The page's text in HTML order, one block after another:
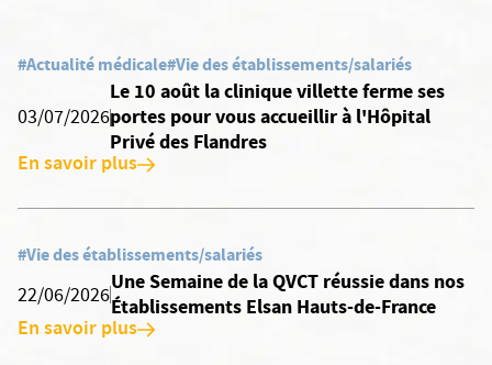
#Actualité médicale#Vie des établissements/salariés
03/07/2026
Le 10 août la clinique villette ferme ses
portes pour vous accueillir à l'Hôpital
Privé des Flandres
En savoir plus
#Vie des établissements/salariés
22/06/2026
Une Semaine de la QVCT réussie dans nos
Établissements Elsan Hauts-de-France
En savoir plus